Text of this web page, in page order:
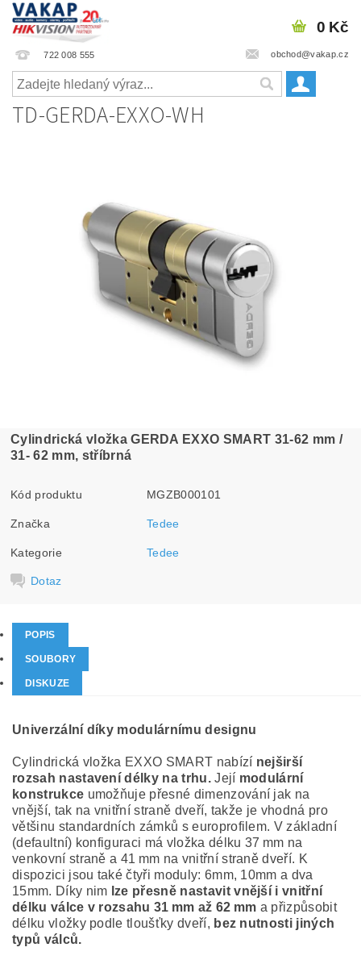
722 008 555 obchod@vakap.cz
0 Kč
TD-GERDA-EXXO-WH
Cylindrická vložka GERDA EXXO SMART 31-62 mm /
31- 62 mm, stříbrná
Kód produktu MGZB000101
Značka Tedee
Kategorie Tedee
Dotaz
POPIS
SOUBORY
DISKUZE
Univerzální díky modulárnímu designu
Cylindrická vložka EXXO SMART nabízí nejširší
rozsah nastavení délky na trhu.Její modulární
konstrukce umožňuje přesné dimenzování jak na
vnější, tak na vnitřní straně dveří, takže je vhodná pro
většinu standardních zámků s europrofilem. V základní
(defaultní) konfiguraci má vložka délku 37 mm na
venkovní straně a 41 mm na vnitřní straně dveří. K
dispozici jsou také čtyři moduly: 6mm, 10mm a dva
15mm. Díky nim lze přesně nastavit vnější i vnitřní
délku válce v rozsahu 31 mm až 62 mm a přizpůsobit
délku vložky podle tloušťky dveří, bez nutnosti jiných
typů válců.